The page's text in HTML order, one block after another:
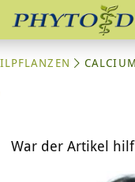
CALCIUM
War der Artikel